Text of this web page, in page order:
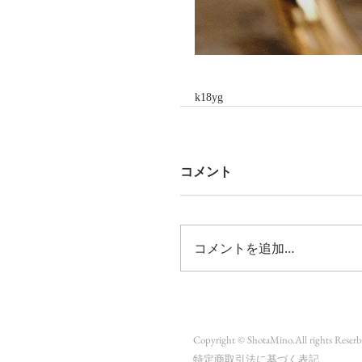
k18yg
コメント
コメントを追加…
Copyright © ShotaMino.All rights
​特定商取引法に基づく表記